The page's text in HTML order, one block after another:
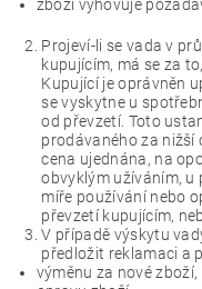
zboží vyhovuje
Projeví-li se vada v
kupujícím, má se za
Kupující je oprávněn
se vyskytne u
od převzetí. Toto
prodávaného za nižší
cena ujednána, na
obvyklým užíváním, u
míře používání nebo
převzetí kupujícím,
V případě výskytu
předložit reklamaci a
výměnu za nové zboží,